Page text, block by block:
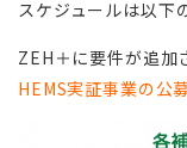
スケジュールは以下
ZEH＋に要件が追加
HEMS実証事業の公